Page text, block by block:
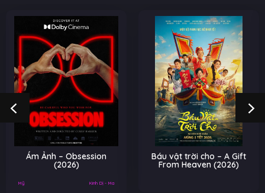
Ám Ảnh – Obsession
(2026)
Mỹ Kinh Dị - Ma
Báu vật trời cho – A Gift
From Heaven (2026)